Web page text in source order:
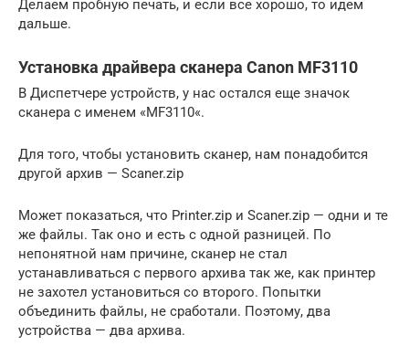
Делаем пробную печать, и если все хорошо, то идем
дальше.
Установка драйвера сканера Canon MF3110
В Диспетчере устройств, у нас остался еще значок
сканера с именем «MF3110«.
Для того, чтобы установить сканер, нам понадобится
другой архив — Scaner.zip
Может показаться, что Printer.zip и Scaner.zip — одни и те
же файлы. Так оно и есть с одной разницей. По
непонятной нам причине, сканер не стал
устанавливаться с первого архива так же, как принтер
не захотел установиться со второго. Попытки
объединить файлы, не сработали. Поэтому, два
устройства — два архива.